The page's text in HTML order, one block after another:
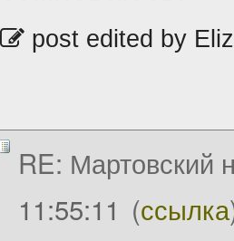
post edited by
RE: Мартовский
11:55:11 (ссылка